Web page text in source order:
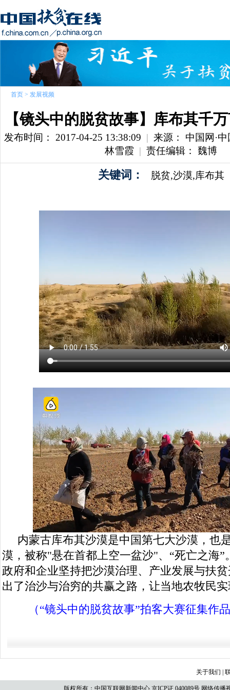
首页 > 发展视频
【镜头中的脱贫故事】库布其千
发布时间： 2017-04-25 13:38:09 | 来源： 中国网·
林雪霞 | 责任编辑： 魏博
关键词： 脱贫,沙漠,库布其
内蒙古库布其沙漠是中国第七大沙漠，也
漠，被称"悬在首都上空一盆沙"、“死亡之海”
政府和企业坚持把沙漠治理、产业发展与扶
出了治沙与治穷的共赢之路，让当地农牧民
（“镜头中的脱贫故事”拍客大赛征集作
关于我们
版权所有：中国互联网新闻中心 京ICP证 040089号 网络传播